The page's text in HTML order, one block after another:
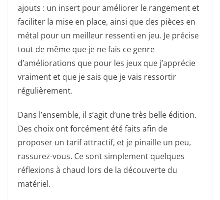
ajouts : un insert pour améliorer le rangement et
faciliter la mise en place, ainsi que des pièces en
métal pour un meilleur ressenti en jeu. Je précise
tout de même que je ne fais ce genre
d’améliorations que pour les jeux que j’apprécie
vraiment et que je sais que je vais ressortir
régulièrement.
Dans l’ensemble, il s’agit d’une très belle édition.
Des choix ont forcément été faits afin de
proposer un tarif attractif, et je pinaille un peu,
rassurez-vous. Ce sont simplement quelques
réflexions à chaud lors de la découverte du
matériel.